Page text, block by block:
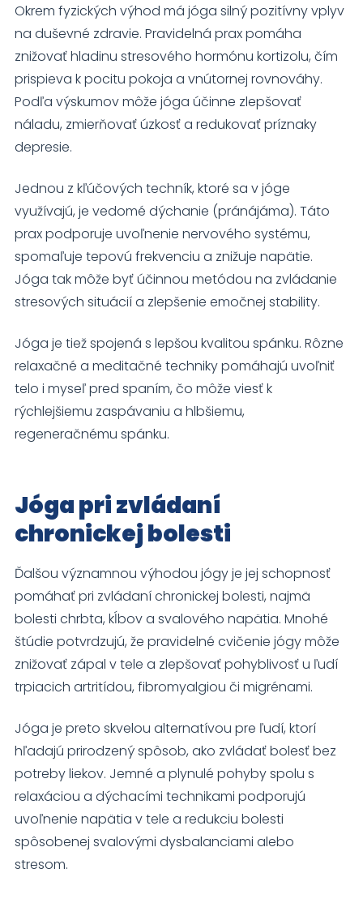
Okrem fyzických výhod má jóga silný pozitívny vplyv
na duševné zdravie. Pravidelná prax pomáha
znižovať hladinu stresového hormónu kortizolu, čím
prispieva k pocitu pokoja a vnútornej rovnováhy.
Podľa výskumov môže jóga účinne zlepšovať
náladu, zmierňovať úzkosť a redukovať príznaky
depresie.
Jednou z kľúčových techník, ktoré sa v jóge
využívajú, je vedomé dýchanie (pránájáma). Táto
prax podporuje uvoľnenie nervového systému,
spomaľuje tepovú frekvenciu a znižuje napätie.
Jóga tak môže byť účinnou metódou na zvládanie
stresových situácií a zlepšenie emočnej stability.
Jóga je tiež spojená s lepšou kvalitou spánku. Rôzne
relaxačné a meditačné techniky pomáhajú uvoľniť
telo i myseľ pred spaním, čo môže viesť k
rýchlejšiemu zaspávaniu a hlbšiemu,
regeneračnému spánku.
Jóga pri zvládaní
chronickej bolesti
Ďalšou významnou výhodou jógy je jej schopnosť
pomáhať pri zvládaní chronickej bolesti, najmä
bolesti chrbta, kĺbov a svalového napätia. Mnohé
štúdie potvrdzujú, že pravidelné cvičenie jógy môže
znižovať zápal v tele a zlepšovať pohyblivosť u ľudí
trpiacich artritídou, fibromyalgiou či migrénami.
Jóga je preto skvelou alternatívou pre ľudí, ktorí
hľadajú prirodzený spôsob, ako zvládať bolesť bez
potreby liekov. Jemné a plynulé pohyby spolu s
relaxáciou a dýchacími technikami podporujú
uvoľnenie napätia v tele a redukciu bolesti
spôsobenej svalovými dysbalanciami alebo
stresom.